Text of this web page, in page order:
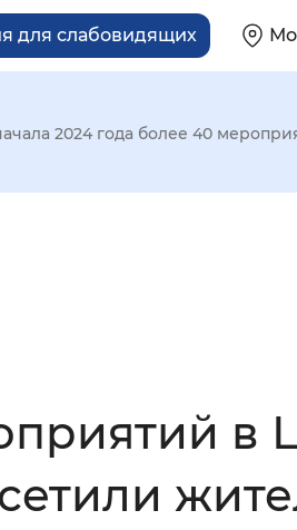
для слабовидящих
Большой
2024 года более 40
в